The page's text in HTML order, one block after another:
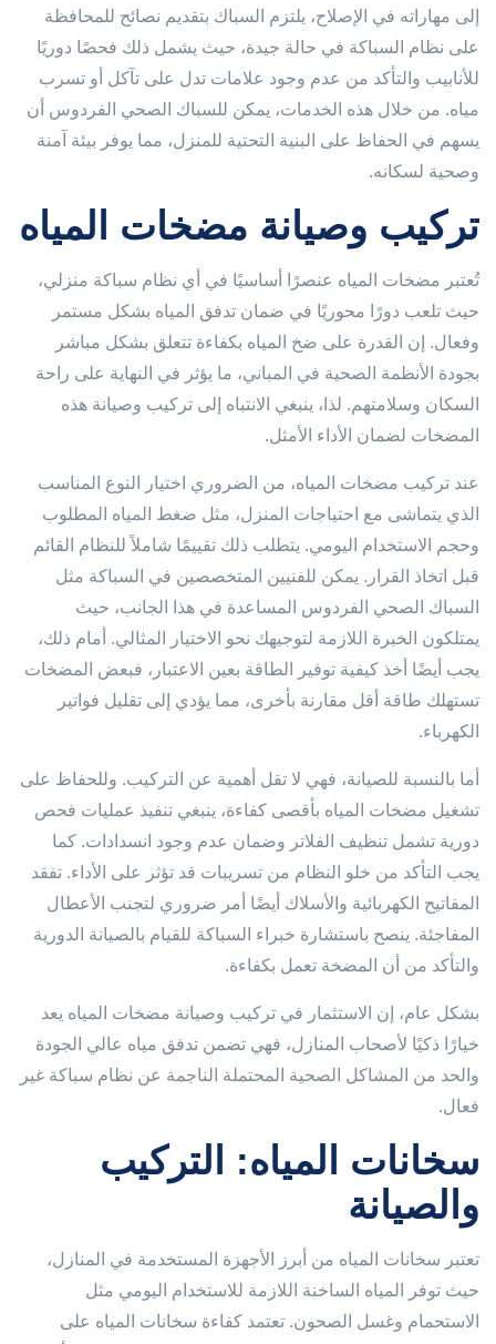
إلى مهاراته في الإصلاح، يلتزم السباك بتقديم نصائح للمحافظة
على نظام السباكة في حالة جيدة، حيث يشمل ذلك فحصًا دوريًا
للأنابيب والتأكد من عدم وجود علامات تدل على تآكل أو تسرب
مياه. من خلال هذه الخدمات، يمكن للسباك الصحي الفردوس أن
يسهم في الحفاظ على البنية التحتية للمنزل، مما يوفر بيئة آمنة
وصحية لسكانه.
تركيب وصيانة مضخات المياه
تُعتبر مضخات المياه عنصرًا أساسيًا في أي نظام سباكة منزلي،
حيث تلعب دورًا محوريًا في ضمان تدفق المياه بشكل مستمر
وفعال. إن القدرة على ضخ المياه بكفاءة تتعلق بشكل مباشر
بجودة الأنظمة الصحية في المباني، ما يؤثر في النهاية على راحة
السكان وسلامتهم. لذا، ينبغي الانتباه إلى تركيب وصيانة هذه
المضخات لضمان الأداء الأمثل.
عند تركيب مضخات المياه، من الضروري اختيار النوع المناسب
الذي يتماشى مع احتياجات المنزل، مثل ضغط المياه المطلوب
وحجم الاستخدام اليومي. يتطلب ذلك تقييمًا شاملاً للنظام القائم
قبل اتخاذ القرار. يمكن للفنيين المتخصصين في السباكة مثل
السباك الصحي الفردوس المساعدة في هذا الجانب، حيث
يمتلكون الخبرة اللازمة لتوجيهك نحو الاختيار المثالي. أمام ذلك،
يجب أيضًا أخذ كيفية توفير الطاقة بعين الاعتبار، فبعض المضخات
تستهلك طاقة أقل مقارنة بأخرى، مما يؤدي إلى تقليل فواتير
الكهرباء.
أما بالنسبة للصيانة، فهي لا تقل أهمية عن التركيب. وللحفاظ على
تشغيل مضخات المياه بأقصى كفاءة، ينبغي تنفيذ عمليات فحص
دورية تشمل تنظيف الفلاتر وضمان عدم وجود انسدادات. كما
يجب التأكد من خلو النظام من تسريبات قد تؤثر على الأداء. تفقد
المفاتيح الكهربائية والأسلاك أيضًا أمر ضروري لتجنب الأعطال
المفاجئة. ينصح باستشارة خبراء السباكة للقيام بالصيانة الدورية
والتأكد من أن المضخة تعمل بكفاءة.
بشكل عام، إن الاستثمار في تركيب وصيانة مضخات المياه يعد
خيارًا ذكيًا لأصحاب المنازل، فهي تضمن تدفق مياه عالي الجودة
والحد من المشاكل الصحية المحتملة الناجمة عن نظام سباكة غير
فعال.
سخانات المياه: التركيب
والصيانة
تعتبر سخانات المياه من أبرز الأجهزة المستخدمة في المنازل،
حيث توفر المياه الساخنة اللازمة للاستخدام اليومي مثل
الاستحمام وغسل الصحون. تعتمد كفاءة سخانات المياه على